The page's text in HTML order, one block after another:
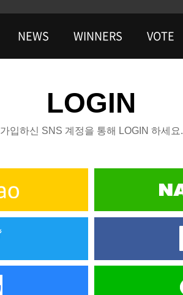
NEWS WINNERS VOTE
LOGIN
가입하신 SNS 계정을 통해 LOGIN 하세요.